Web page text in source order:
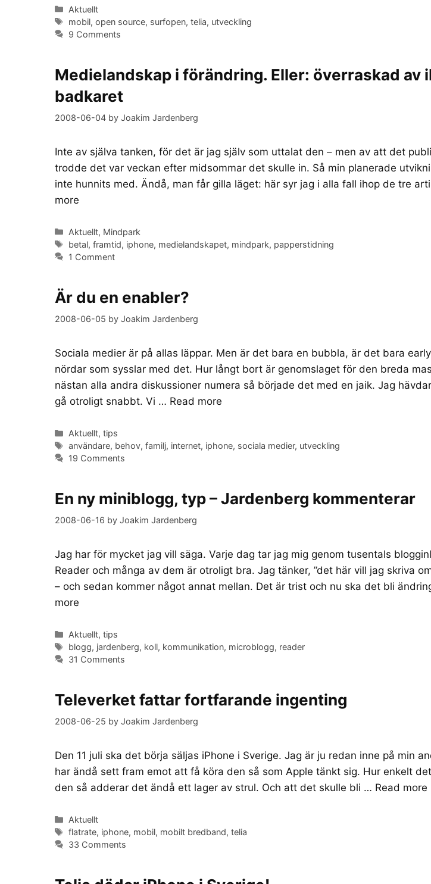
Categories
Aktuellt
Tags
mobil,open source, surfopen,telia, utveckling
9 Comments
Medielandskap i förändring. Eller: överraskad av
badkaret
2008-06-04 by Joakim Jardenberg
Inte av själva tanken, för det är jag själv som uttalat den – men av att det
trodde det var veckan efter midsommar det skulle in. Så min planerade
inte hunnits med. Ändå, man får gilla läget: här syr jag i alla fall ihop de tre
more
Categories
Aktuellt, Mindpark
Tags
betal,framtid, iphone, medielandskapet, mindpark, papperstidning
1 Comment
Är du en enabler?
2008-06-05 by Joakim Jardenberg
Sociala medier är på allas läppar. Men är det bara en bubbla, är det bara
nördar som sysslar med det. Hur långt bort är genomslaget för den breda
nästan alla andra diskussioner numera så började det med en jaik. Jag
gå otroligt snabbt. Vi … Read more
Categories
Aktuellt,tips
Tags
användare, behov,familj, internet, iphone, sociala medier, utveckling
19 Comments
En ny miniblogg, typ – Jardenberg kommenterar
2008-06-16 by Joakim Jardenberg
Jag har för mycket jag vill säga. Varje dag tar jag mig genom tusentals
Reader och många av dem är otroligt bra. Jag tänker, ”det här vill jag skriva
– och sedan kommer något annat mellan. Det är trist och nu ska det bli
more
Categories
Aktuellt,tips
Tags
blogg, jardenberg, koll, kommunikation, microblogg, reader
31 Comments
Televerket fattar fortfarande ingenting
2008-06-25 by Joakim Jardenberg
Den 11 juli ska det börja säljas iPhone i Sverige. Jag är ju redan inne på min
har ändå sett fram emot att få köra den så som Apple tänkt sig. Hur enkelt
den så adderar det ändå ett lager av strul. Och att det skulle bli … Read more
Categories
Aktuellt
Tags
flatrate, iphone, mobil, mobilt bredband,telia
33 Comments